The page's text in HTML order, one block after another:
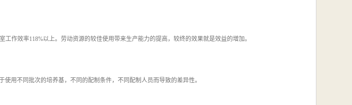
工作效率118%以上。劳动资源的较佳使用带来生产能力的提高，较终的效果就是效益的增加。
用不同批次的培养基，不同的配制条件，不同配制人员而导致的差异性。